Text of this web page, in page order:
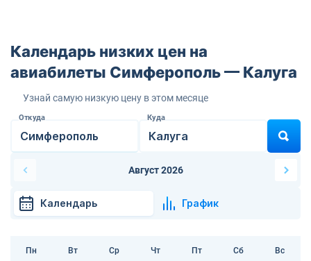
Календарь низких цен на
авиабилеты Симферополь — Калуга
Узнай самую низкую цену в этом месяце
Откуда Куда
Август 2026
Календарь График
Пн Вт Ср Чт Пт Сб Вс